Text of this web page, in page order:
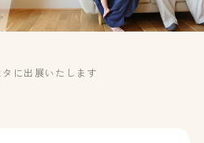
タに出展いたします